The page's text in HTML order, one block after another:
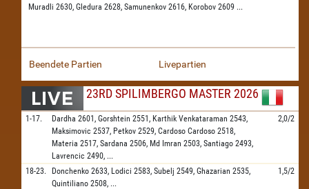
Muradli 2630, Gledura 2628, Samunenkov 2616, Korobov 2609 ...
Beendete Partien Livepartien
23RD SPILIMBERGO MASTER 2026
1-17. Dardha 2601, Gorshtein 2551, Karthik Venkataraman 2543,
Maksimovic 2537, Petkov 2529, Cardoso Cardoso 2518,
Materia 2517, Sardana 2506, Md Imran 2503, Santiago 2493,
Lavrencic 2490, ...
2,0/2
18-23. Donchenko 2633, Lodici 2583, Subelj 2549, Ghazarian 2535,
Quintiliano 2508, ...
1,5/2